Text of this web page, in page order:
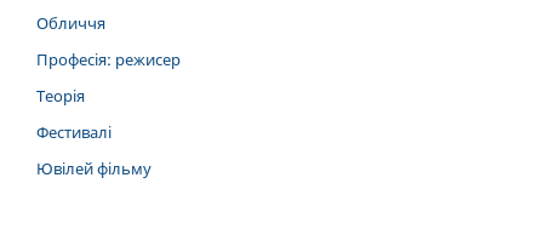
Обличчя
Професія: режисер
Теорія
Фестивалі
Ювілей фільму